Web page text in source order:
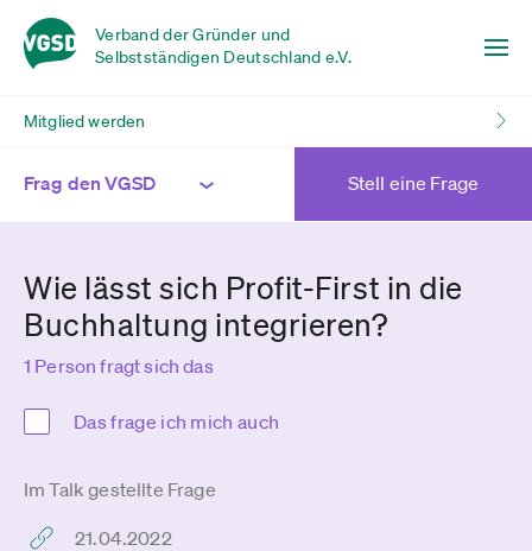
Verband der Gründer und
Selbstständigen Deutschland e.V.
Mitglied werden
Frag den VGSD Stell eine Frage
Wie lässt sich Profit-First in die
Buchhaltung integrieren?
1 Person fragt sich das
Das frage ich mich auch
Im Talk gestellte Frage
21.04.2022